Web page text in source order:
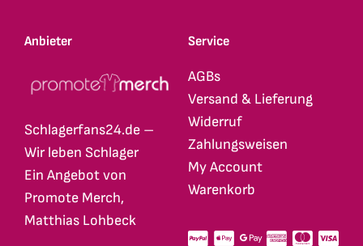
Anbieter
Schlagerfans24.de –
Wir leben Schlager
Ein Angebot von
Promote Merch,
Matthias Lohbeck
Service
AGBs
Versand & Lieferung
Widerruf
Zahlungsweisen
My Account
Warenkorb